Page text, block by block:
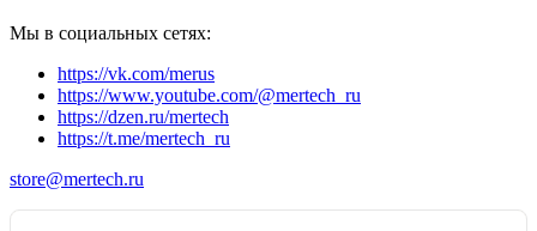
Мы в социальных сетях:
https://vk.com/merus
https://www.youtube.com/@mertech_ru
https://dzen.ru/mertech
https://t.me/mertech_ru
store@mertech.ru